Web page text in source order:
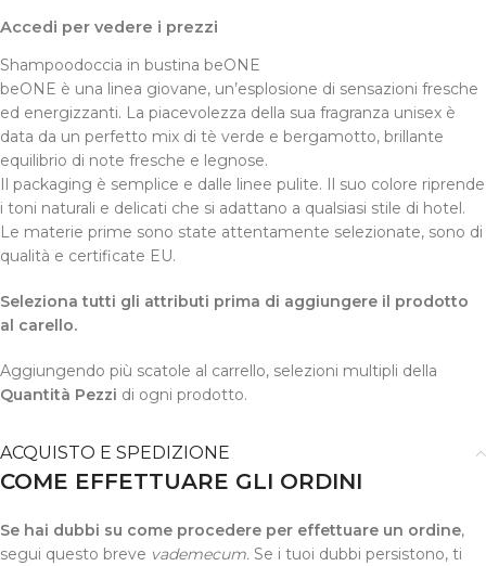
Accedi per vedere i prezzi
Shampoodoccia in bustina beONE
beONE è una linea giovane, un’esplosione di sensazioni fresche
ed energizzanti. La piacevolezza della sua fragranza unisex è
data da un perfetto mix di tè verde e bergamotto, brillante
equilibrio di note fresche e legnose.
Il packaging è semplice e dalle linee pulite. Il suo colore riprende
i toni naturali e delicati che si adattano a qualsiasi stile di hotel.
Le materie prime sono state attentamente selezionate, sono di
qualità e certificate EU.
Seleziona tutti gli attributi prima di aggiungere il prodotto
al carello.
Aggiungendo più scatole al carrello, selezioni multipli della
Quantità Pezzi di ogni prodotto.
ACQUISTO E SPEDIZIONE
COME EFFETTUARE GLI ORDINI
Se hai dubbi su come procedere per effettuare un ordine,
segui questo breve vademecum. Se i tuoi dubbi persistono, ti